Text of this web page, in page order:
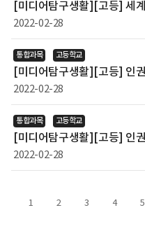
2022-02-28
통합과목 고등학교
2022-02-28
통합과목 고등학교
2022-02-28
1 2 3 4 5